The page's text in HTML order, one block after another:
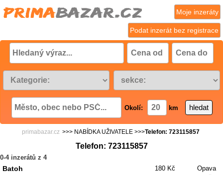
Podat inzerát bez registrace
Moje inzeráty
Okolí: km
primabazar.cz >>> NABÍDKA UŽIVATELE >>>Telefon: 723115857
Telefon: 723115857
0-4 inzerátů z 4
Batoh 180 Kč
Opava